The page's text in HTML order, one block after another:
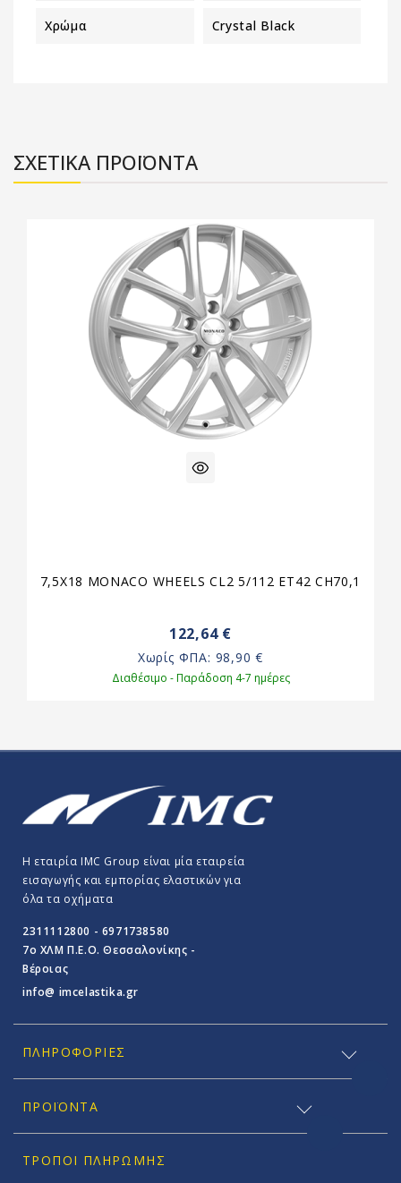
Χρώμα Crystal Black
ΣΧΕΤΙΚΑ ΠΡΟΪΟΝΤΑ
7,5X18 MONACO WHEELS CL2 5/112 ET42 CH70,1
122,64 €
Χωρίς ΦΠΑ: 98,90 €
Διαθέσιμο - Παράδοση 4-7 ημέρες
Η εταιρία IMC Group είναι μία εταιρεία
εισαγωγής και εμπορίας ελαστικών για
όλα τα οχήματα
2311112800 - 6971738580
7o ΧΛΜ Π.E.O. Θεσσαλονίκης -
Βέροιας
info@ imcelastika.gr
ΠΛΗΡΟΦΟΡΊΕΣ
ΠΡΟΪΟΝΤΑ
ΤΡΌΠΟΙ ΠΛΗΡΩΜΉΣ